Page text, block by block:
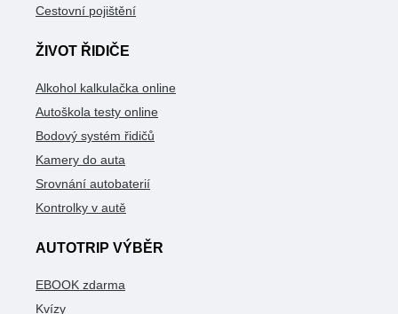
Cestovní pojištění
ŽIVOT ŘIDIČE
Alkohol kalkulačka online
Autoškola testy online
Bodový systém řidičů
Kamery do auta
Srovnání autobaterií
Kontrolky v autě
AUTOTRIP VÝBĚR
EBOOK zdarma
Kvízy